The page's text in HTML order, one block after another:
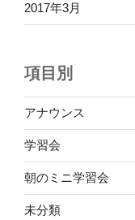
2017年3月
項目別
アナウンス
学習会
朝のミニ学習会
未分類